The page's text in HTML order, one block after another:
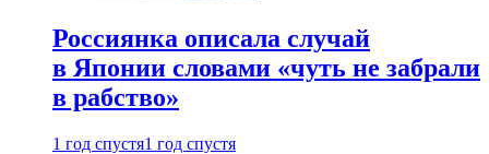
Россиянка описала случай
в Японии словами «чуть не забрали
в рабство»
1 год спустя1 год спустя